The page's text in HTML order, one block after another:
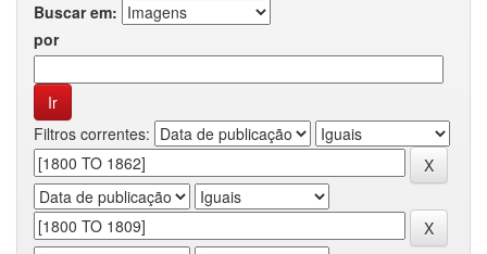
Buscar em:
por
Filtros correntes: